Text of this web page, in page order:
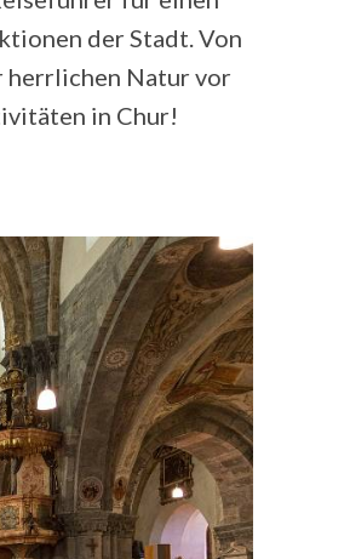
der Stadt. Von
herrlichen Natur vor
in Chur!